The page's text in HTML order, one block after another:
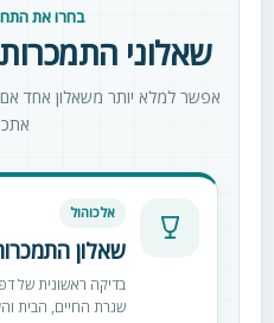
בחרו את
שאלוני
אפשר למלא יותר משאלון אחד
אלכוהול
שאלון
בדיקה ראשונית של
שגרת החיים, הבית